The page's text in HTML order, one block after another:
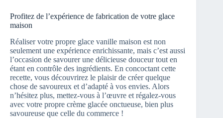
Profitez de l’expérience de fabrication de votre glace
maison
Réaliser votre propre glace vanille maison est non
seulement une expérience enrichissante, mais c’est aussi
l’occasion de savourer une délicieuse douceur tout en
étant en contrôle des ingrédients. En concoctant cette
recette, vous découvrirez le plaisir de créer quelque
chose de savoureux et d’adapté à vos envies. Alors
n’hésitez plus, mettez-vous à l’œuvre et régalez-vous
avec votre propre crème glacée onctueuse, bien plus
savoureuse que celle du commerce !